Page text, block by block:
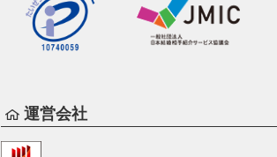
運営会社